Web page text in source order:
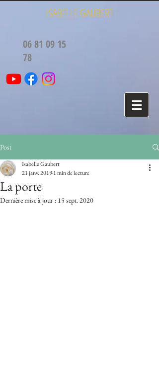
ISABELLE GAUBERT
06 81 09 15
78
Post
La porte
Isabelle Gaubert
21 janv. 20191 min de lecture
Dernière mise à jour : 15 sept. 2020